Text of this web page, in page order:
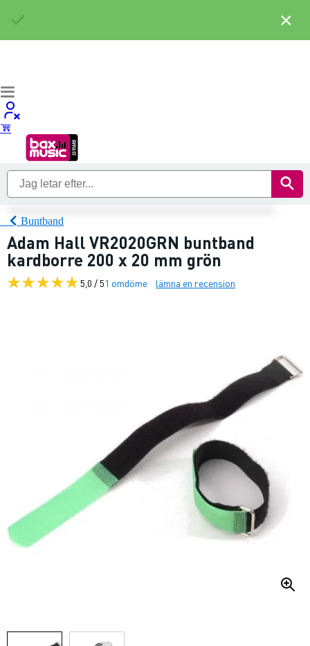
Buntband
Adam Hall VR2020GRN buntband
kardborre 200 x 20 mm grön
5,0 / 51 omdöme lämna en recension
×